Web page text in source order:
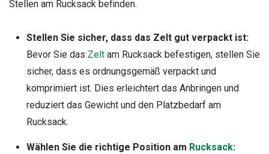
Stellen am Rucksack befinden.
Stellen Sie sicher, dass das Zelt gut verpackt ist:
Bevor Sie das Zeltam Rucksack befestigen, stellen Sie
sicher, dass es ordnungsgemäß verpackt und
komprimiert ist. Dies erleichtert das Anbringen und
reduziert das Gewicht und den Platzbedarf am
Rucksack.
Wählen Sie die richtige Position am Rucksack: